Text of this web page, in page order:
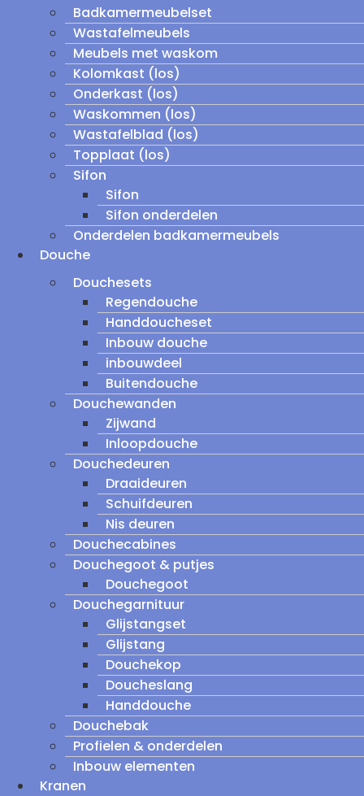
Badkamermeubelset
Wastafelmeubels
Meubels met waskom
Kolomkast (los)
Onderkast (los)
Waskommen (los)
Wastafelblad (los)
Topplaat (los)
Sifon
Sifon
Sifon onderdelen
Onderdelen badkamermeubels
Douche
Douchesets
Regendouche
Handdoucheset
Inbouw douche
inbouwdeel
Buitendouche
Douchewanden
Zijwand
Inloopdouche
Douchedeuren
Draaideuren
Schuifdeuren
Nis deuren
Douchecabines
Douchegoot & putjes
Douchegoot
Douchegarnituur
Glijstangset
Glijstang
Douchekop
Doucheslang
Handdouche
Douchebak
Profielen & onderdelen
Inbouw elementen
Kranen